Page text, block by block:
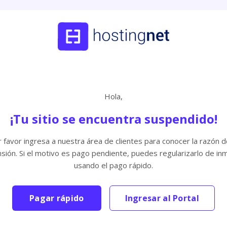
Hola,
¡Tu sitio se encuentra suspendido!
favor ingresa a nuestra área de clientes para conocer la razón
Si el motivo es pago pendiente, puedes regularizarlo de
usando el pago rápido.
Pagar rápido Ingresar al Portal